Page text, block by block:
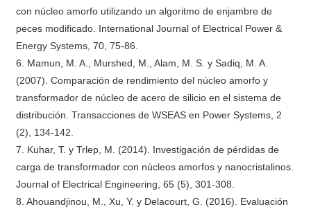
con núcleo amorfo utilizando un algoritmo de enjambre de
peces modificado. International Journal of Electrical Power &
Energy Systems, 70, 75-86.
6. Mamun, M. A., Murshed, M., Alam, M. S. y Sadiq, M. A.
(2007). Comparación de rendimiento del núcleo amorfo y
transformador de núcleo de acero de silicio en el sistema de
distribución. Transacciones de WSEAS en Power Systems, 2
(2), 134-142.
7. Kuhar, T. y Trlep, M. (2014). Investigación de pérdidas de
carga de transformador con núcleos amorfos y nanocristalinos.
Journal of Electrical Engineering, 65 (5), 301-308.
8. Ahouandjinou, M., Xu, Y. y Delacourt, G. (2016). Evaluación